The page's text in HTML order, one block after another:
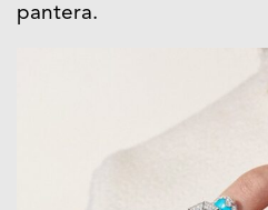
pantera.